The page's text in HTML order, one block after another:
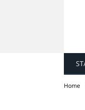
Home